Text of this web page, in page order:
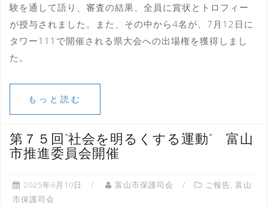
験を通して語り、審査の結果、全員に賞状とトロフィー
が授与されました。また、その中から4名が、7月12日に
タワー111で開催される県大会への出場権を獲得しまし
た。
もっと読む
第７５回”社会を明るくする運動” 富山
市推進委員会開催
2025年6月10日 富山市保護司会 ご報告, 富山
市保護司会